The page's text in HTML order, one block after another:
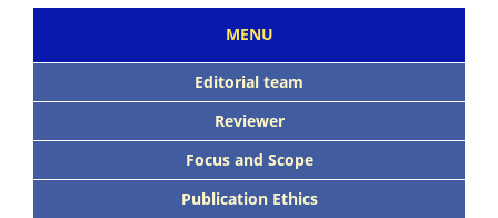
MENU
Editorial team
Reviewer
Focus and Scope
Publication Ethics